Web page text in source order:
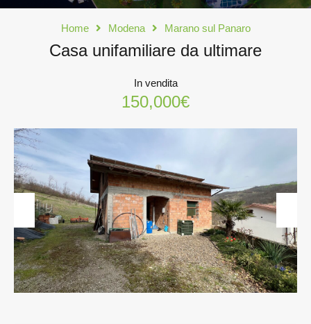
Home Modena Marano sul Panaro
Casa unifamiliare da ultimare
In vendita
150,000€
Previous Next